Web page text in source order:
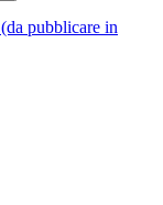
pubblicare in